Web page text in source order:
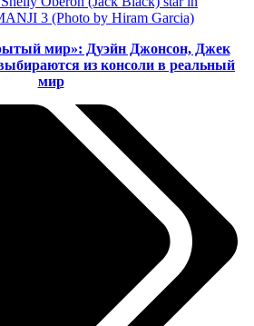
мир»: Дуэйн Джонсон, Джек
из консоли в реальный
мир